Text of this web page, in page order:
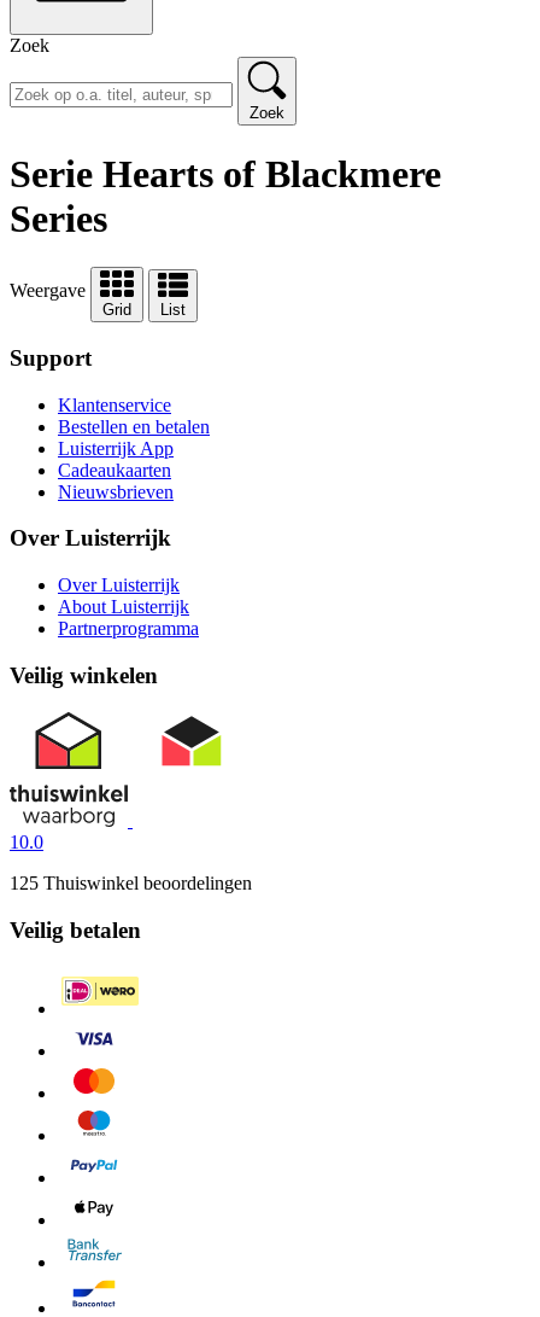
Zoek
Zoek
Serie Hearts of Blackmere
Series
Weergave
Grid List
Support
Klantenservice
Bestellen en betalen
Luisterrijk App
Cadeaukaarten
Nieuwsbrieven
Over Luisterrijk
Over Luisterrijk
About Luisterrijk
Partnerprogramma
Veilig winkelen
10.0
125 Thuiswinkel beoordelingen
Veilig betalen